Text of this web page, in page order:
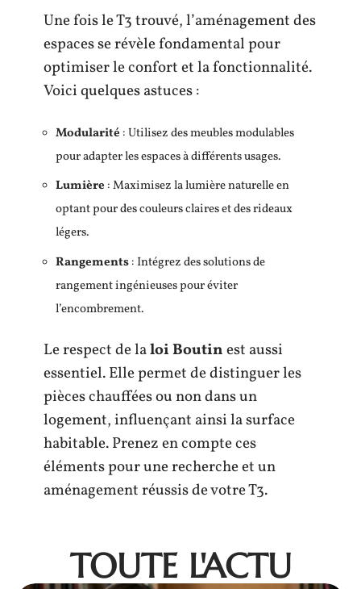
Une fois le T3 trouvé, l’aménagement des
espaces se révèle fondamental pour
optimiser le confort et la fonctionnalité.
Voici quelques astuces :
Modularité : Utilisez des meubles modulables
pour adapter les espaces à différents usages.
Lumière : Maximisez la lumière naturelle en
optant pour des couleurs claires et des rideaux
légers.
Rangements: Intégrez des solutions de
rangement ingénieuses pour éviter
l’encombrement.
Le respect de laloi Boutinest aussi
essentiel. Elle permet de distinguer les
pièces chauffées ou non dans un
logement, influençant ainsi la surface
habitable. Prenez en compte ces
éléments pour une recherche et un
aménagement réussis de votre T3.
TOUTE L'ACTU